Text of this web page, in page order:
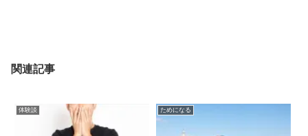
関連記事
体験談 ためになる